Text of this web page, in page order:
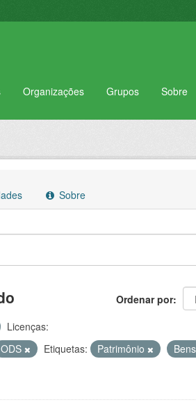
Organizações Grupos Sobre
Sobre
Ordenar por
Licenças:
ODS Etiquetas: Patrimônio